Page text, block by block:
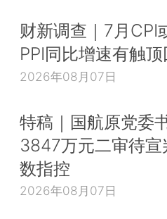
财新调查｜7月CPI
PPI同比增速有触
2026年08月07日
特稿｜国航原党委
3847万元二审待宣
数指控
2026年08月07日